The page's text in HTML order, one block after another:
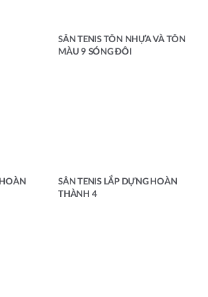
SÂN TENIS TÔN NHỰA VÀ TÔN
MÀU 9 SÓNG ĐÔI
SÂN TENIS LẮP DỰNG HOÀN
THÀNH 4